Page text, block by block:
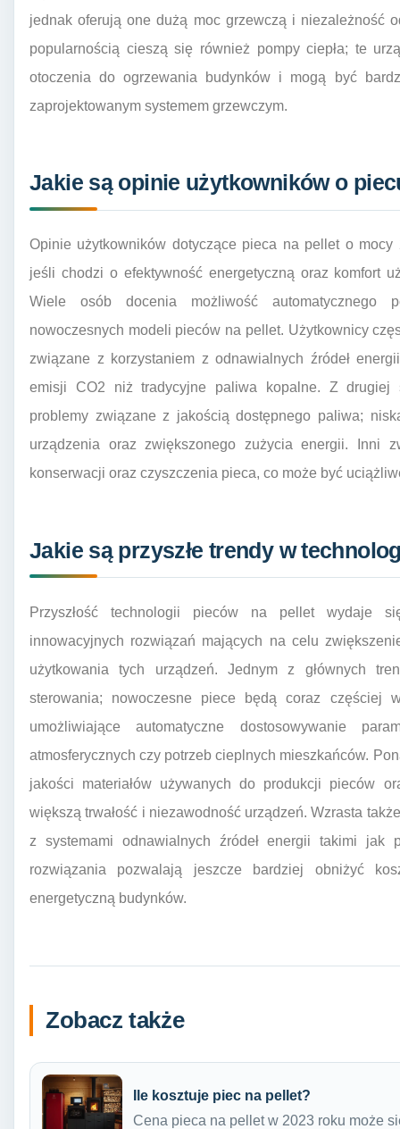
jednak oferują one dużą moc grzewczą i niezależność
popularnością cieszą się również pompy ciepła; te
otoczenia do ogrzewania budynków i mogą być
zaprojektowanym systemem grzewczym.
Jakie są opinie użytkowników o
Opinie użytkowników dotyczące pieca na pellet o mocy
jeśli chodzi o efektywność energetyczną oraz komfort
Wiele osób docenia możliwość automatycznego
nowoczesnych modeli pieców na pellet. Użytkownicy
związane z korzystaniem z odnawialnych źródeł
emisji CO2 niż tradycyjne paliwa kopalne. Z drugiej
problemy związane z jakością dostępnego paliwa;
urządzenia oraz zwiększonego zużycia energii. Inni
konserwacji oraz czyszczenia pieca, co może być
Jakie są przyszłe trendy w
Przyszłość technologii pieców na pellet wydaje
innowacyjnych rozwiązań mających na celu
użytkowania tych urządzeń. Jednym z głównych
sterowania; nowoczesne piece będą coraz częściej
umożliwiające automatyczne dostosowywanie
atmosferycznych czy potrzeb cieplnych mieszkańców.
jakości materiałów używanych do produkcji pieców
większą trwałość i niezawodność urządzeń. Wzrasta
z systemami odnawialnych źródeł energii takimi jak
rozwiązania pozwalają jeszcze bardziej obniżyć
energetyczną budynków.
Zobacz także
Ile kosztuje piec na pellet?
Cena pieca na pellet w 2023 roku może